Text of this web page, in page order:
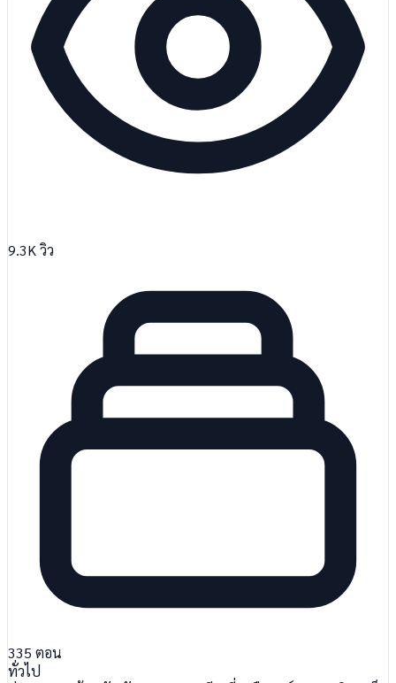
9.3K วิว
335 ตอน
ทั่วไป